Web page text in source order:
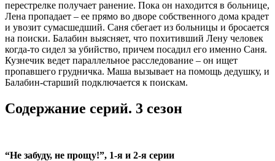
перестрелке получает ранение. Пока он находится в больнице,
Лена пропадает – ее прямо во дворе собственного дома крадет
и увозит сумасшедший. Саня сбегает из больницы и бросается
на поиски. Балабин выясняет, что похитивший Лену человек
когда-то сидел за убийство, причем посадил его именно Саня.
Кузнечик ведет параллельное расследование – он ищет
пропавшего грудничка. Маша вызывает на помощь дедушку, и
Балабин-старший подключается к поискам.
Содержание серий. 3 сезон
“Не забуду, не прощу!”, 1-я и 2-я серии